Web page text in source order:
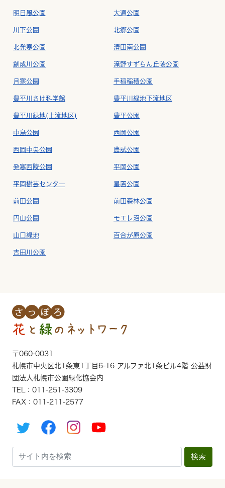
明日風公園 大通公園
川下公園 北郷公園
北発寒公園 清田南公園
創成川公園 滝野すずらん丘陵公園
月寒公園 手稲稲積公園
豊平川さけ科学館 豊平川緑地下流地区
豊平川緑地(上流地区) 豊平公園
中島公園 西岡公園
西岡中央公園 農試公園
発寒西陵公園 平岡公園
平岡樹芸センター 星置公園
前田公園 前田森林公園
円山公園 モエレ沼公園
山口緑地 百合が原公園
吉田川公園
〒060-0031
札幌市中央区北1条東1丁目6-16 アルファ北1条ビル4階 公益財
団法人札幌市公園緑化協会内
TEL：011-251-3309
FAX：011-211-2577
検索